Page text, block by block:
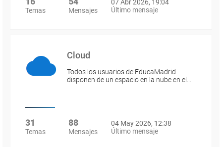
Temas Mensajes
07 Abr 2026, 19:04
Último mensaje
Cloud
Todos los usuarios de EducaMadrid
disponen de un espacio en la nube en el…
31
Temas
88
Mensajes
04 May 2026, 12:38
Último mensaje